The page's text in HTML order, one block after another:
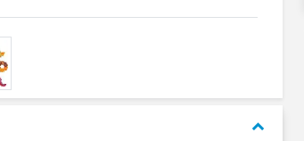
keyboard_arrow_down